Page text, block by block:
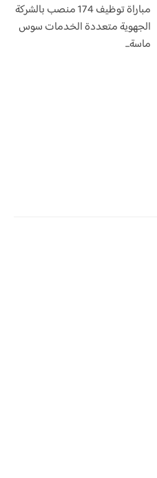
مباراة توظيف 174 منصب بالشركة
الجهوية متعددة الخدمات سوس
ماسة...